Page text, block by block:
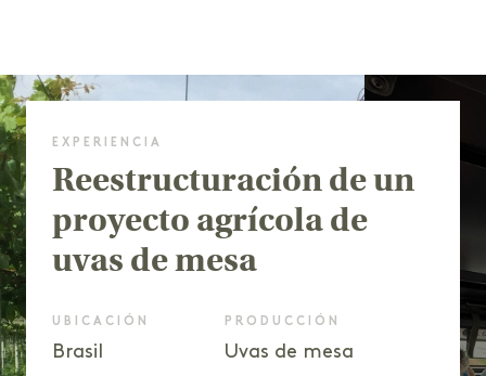
EXPERIENCIA
Reestructuración de un
proyecto agrícola de
uvas de mesa
UBICACIÓN
Brasil
PRODUCCIÓN
Uvas de mesa